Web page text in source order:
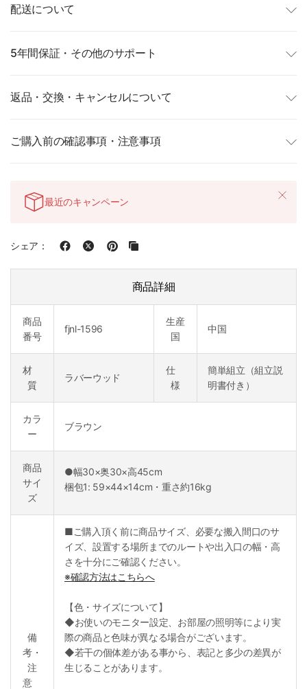
配送について
5年間保証・その他のサポート
返品・交換・キャンセルについて
ご購入前の確認事項・注意事項
最近のキャンペーン
シェア：
商品詳細
商品
番号
fjnl-1596
生産
国
中国
材
質
ラバーウッド
仕
様
簡単組立（組立説
明書付き）
カラ
ー
ブラウン
商品
サイ
ズ
●幅30×奥30×高45cm
梱包1: 59×44×14cm・重さ約16kg
備
考・
注
意
■ご購入頂く前に商品サイズ、必要な搬入間口のサ
イズ、設置する場所までのルートや出入口の幅・高
さを十分にご確認ください。
※確認方法はこちらへ
【色・サイズについて】
◆お使いのモニター設定、お部屋の照明等により実
際の商品と色味が異なる場合がございます。
◆若干の個体差がある事から、表記と多少の差異が
生じることがあります。